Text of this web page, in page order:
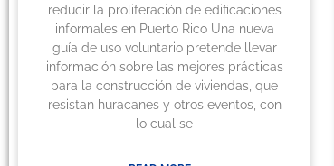
reducir la proliferación de edificaciones
informales en Puerto Rico Una nueva
guía de uso voluntario pretende llevar
información sobre las mejores prácticas
para la construcción de viviendas, que
resistan huracanes y otros eventos, con
lo cual se